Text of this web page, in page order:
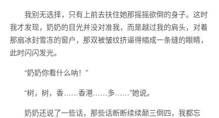
我别无选择，只有上前去扶住她那摇摇欲倒的身子。这时
我才发现，奶奶的目光并没对准我，而是越过我的肩头，对着
那扇冰封雪冻的窗户，那双被皱纹挤逼得缩成一条缝的眼睛，
此时闪闪发光。
“奶奶你看什么呐！”
“树，树，香……香港……多……”她说。
奶奶还说了一些话，那些话断断续续颠三倒四，我都忘